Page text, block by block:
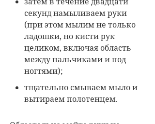
препараты находятся в
свободном доступе. Приятная
девушка с экрана телевизора
ежедневно повторяет, что вот это
вот средство «N» поможет быстро
вылечить простуду, укрепить
иммунитет, и доктора в
принципе вам не нужны.
Как только малыш начинает